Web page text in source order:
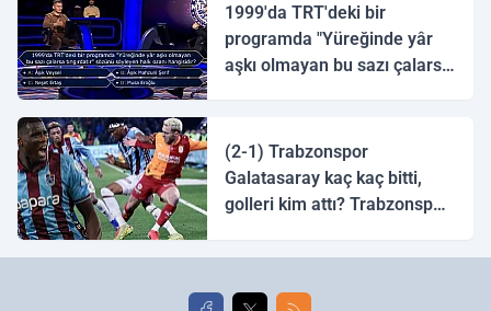
1999'da TRT'deki bir
programda "Yüreğinde yâr
aşkı olmayan bu sazı çalarsa
(2-1) Trabzonspor
Galatasaray kaç kaç bitti,
golleri kim attı? Trabzonspor
golleri!